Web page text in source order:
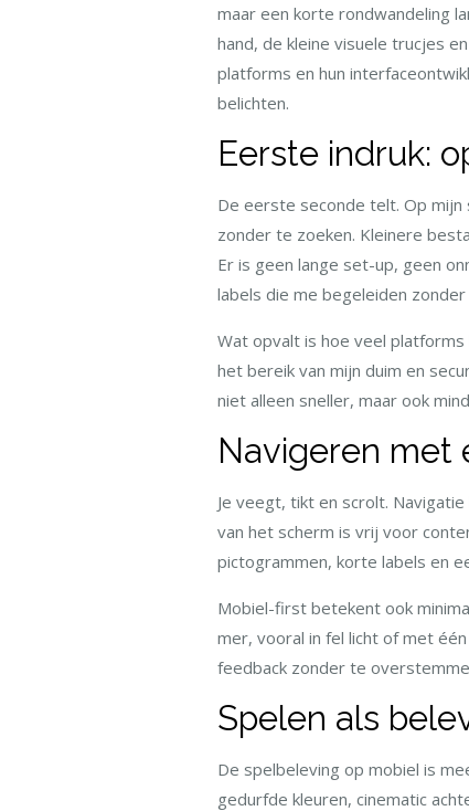
maar een korte rondwandeling
hand, de kleine visuele trucjes
platforms en hun
belichten.
Eerste indruk:
De eerste seconde telt. Op mijn
zonder te zoeken. Kleinere
Er is geen lange set-up, geen
labels die me begeleiden
Wat opvalt is hoe veel
het bereik van mijn duim en
niet alleen sneller, maar ook
Navigeren met
Je veegt, tikt en scrolt.
van het scherm is vrij voor
pictogrammen, korte labels en
Mobiel-first betekent ook
mer, vooral in fel licht of met
feedback zonder te
Spelen als
De spelbeleving op mobiel is
gedurfde kleuren, cinematic